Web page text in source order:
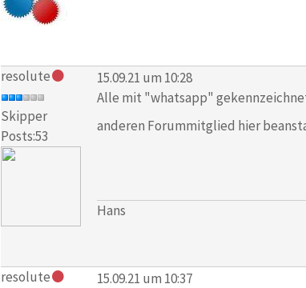
resolute
Skipper
Posts:53
15.09.21 um 10:28
Alle mit "whatsapp"
anderen Forummitglied hier
Hans
resolute
15.09.21 um 10:37